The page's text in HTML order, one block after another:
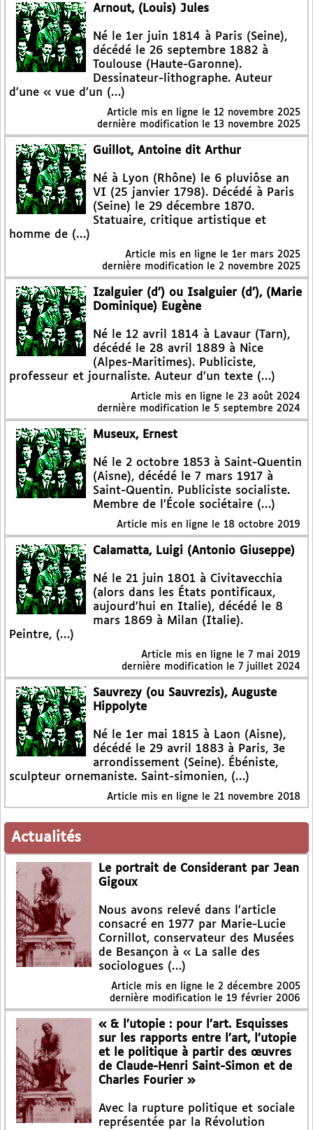
Arnout, (Louis) Jules
Né le 1er juin 1814 à Paris (Seine),
décédé le 26 septembre 1882 à
Toulouse (Haute-Garonne).
Dessinateur-lithographe. Auteur
d’une « vue d’un (…)
Article mis en ligne le 12 novembre 2025
dernière modification le 13 novembre 2025
Guillot, Antoine dit Arthur
Né à Lyon (Rhône) le 6 pluviôse an
VI (25 janvier 1798). Décédé à Paris
(Seine) le 29 décembre 1870.
Statuaire, critique artistique et
homme de (…)
Article mis en ligne le 1er mars 2025
dernière modification le 2 novembre 2025
Izalguier (d’) ou Isalguier (d’), (Marie
Dominique) Eugène
Né le 12 avril 1814 à Lavaur (Tarn),
décédé le 28 avril 1889 à Nice
(Alpes-Maritimes). Publiciste,
professeur et journaliste. Auteur d’un texte (…)
Article mis en ligne le 23 août 2024
dernière modification le 5 septembre 2024
Museux, Ernest
Né le 2 octobre 1853 à Saint-Quentin
(Aisne), décédé le 7 mars 1917 à
Saint-Quentin. Publiciste socialiste.
Membre de l’École sociétaire (…)
Article mis en ligne le 18 octobre 2019
Calamatta, Luigi (Antonio Giuseppe)
Né le 21 juin 1801 à Civitavecchia
(alors dans les États pontificaux,
aujourd’hui en Italie), décédé le 8
mars 1869 à Milan (Italie).
Peintre, (…)
Article mis en ligne le 7 mai 2019
dernière modification le 7 juillet 2024
Sauvrezy (ou Sauvrezis), Auguste
Hippolyte
Né le 1er mai 1815 à Laon (Aisne),
décédé le 29 avril 1883 à Paris, 3e
arrondissement (Seine). Ébéniste,
sculpteur ornemaniste. Saint-simonien, (…)
Article mis en ligne le 21 novembre 2018
Actualités
Le portrait de Considerant par Jean
Gigoux
Nous avons relevé dans l’article
consacré en 1977 par Marie-Lucie
Cornillot, conservateur des Musées
de Besançon à « La salle des
sociologues (…)
Article mis en ligne le 2 décembre 2005
dernière modification le 19 février 2006
« & l’utopie : pour l’art. Esquisses
sur les rapports entre l’art, l’utopie
et le politique à partir des œuvres
de Claude-Henri Saint-Simon et de
Charles Fourier »
Avec la rupture politique et sociale
représentée par la Révolution